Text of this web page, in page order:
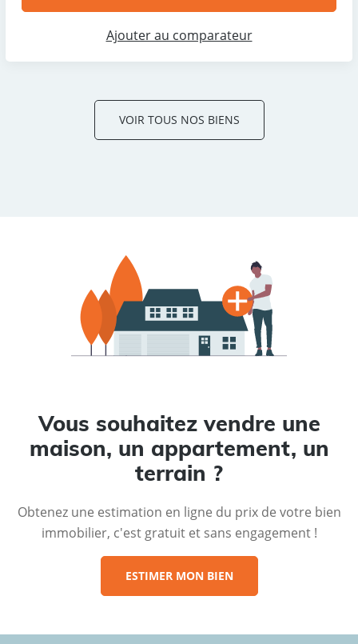
Ajouter au comparateur
VOIR TOUS NOS BIENS
Vous souhaitez vendre une
maison, un appartement, un
terrain ?
Obtenez une estimation en ligne du prix de votre bien
immobilier, c'est gratuit et sans engagement !
ESTIMER MON BIEN